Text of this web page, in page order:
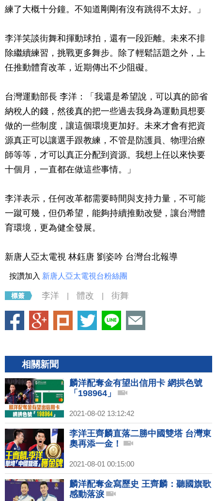
練了大概十分鐘。不知道剛剛有沒有跳得不太好。」
李洋笑談街舞和揮動球拍，還有一段距離。未來不排
除繼續練習，挑戰更多舞步。除了輕鬆話題之外，上
任推動體育改革，近期傳出不少阻礙。
台灣運動部長 李洋：「我還是希望說，可以真的節省
納稅人的錢，然後真的把一些過去我身為運動員想要
做的一些制度，讓這個環境更加好。未來才會有把資
源真正可以讓選手跟教練，不管是防護員、物理治療
師等等，才可以真正分配到資源。我想上任以來快要
十個月，一直都在做這些事情。」
李洋表示，任何改革都需要時間與支持力量，不可能
一蹴可幾，但仍希望，能夠持續推動改變，讓台灣體
育環境，更為健全發展。
新唐人亞太電視 林鈺唐 劉姿吟 台灣台北報導
按讚加入 新唐人亞太電視台粉絲團
李洋 體改 街舞
相關新聞
麟洋配奪金有望出信用卡 網拱色號
「198964」
2021-08-02 13:12:42
李洋王齊麟直落二勝中國雙塔 台灣東
奧再添一金！
2021-08-01 00:15:00
麟洋配奪金寫歷史 王齊麟：聽國旗歌
感動落淚